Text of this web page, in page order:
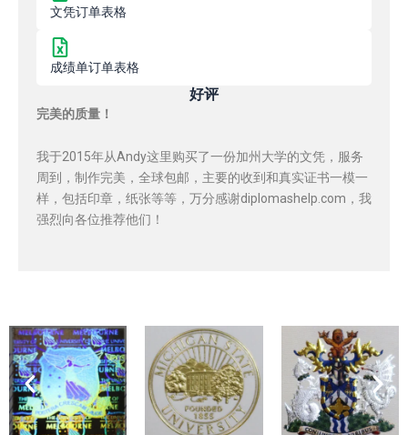
文凭订单表格
成绩单订单表格
好评
完美的质量！
我于2015年从Andy这里购买了一份加州大学的文凭，服务
周到，制作完美，全球包邮，主要的收到和真实证书一模一
样，包括印章，纸张等等，万分感谢diplomashelp.com，我
强烈向各位推荐他们！